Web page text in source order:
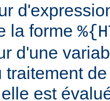
la forme
d'une
traitement
est